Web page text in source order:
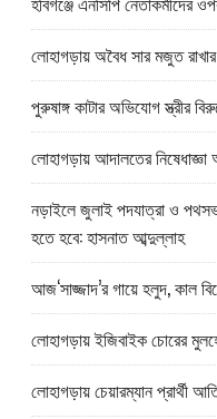
লোহাগড়ায় অবৈধ সার মজুত
পুরুষাঙ্গ কাটার অভিযোগ স্ত্রীর
লোহাগড়ায় আদালতের
নড়াইলে জুলাই পদযাত্রা ও
হতে হবে: হাসনাত আব্দুল্লাহ
আজ‘সাজ্জাদ’র গায়ে হলুদ, কাল
লোহাগড়ায় ইজিবাইক চোরের
লোহাগড়ায় চেয়ারম্যান প্রার্থী